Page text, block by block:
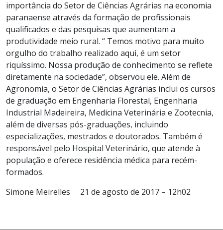
importância do Setor de Ciências Agrárias na economia
paranaense através da formação de profissionais
qualificados e das pesquisas que aumentam a
produtividade meio rural. “ Temos motivo para muito
orgulho do trabalho realizado aqui, é um setor
riquíssimo. Nossa produção de conhecimento se reflete
diretamente na sociedade”, observou ele. Além de
Agronomia, o Setor de Ciências Agrárias inclui os cursos
de graduação em Engenharia Florestal, Engenharia
Industrial Madeireira, Medicina Veterinária e Zootecnia,
além de diversas pós-graduações, incluindo
especializações, mestrados e doutorados. Também é
responsável pelo Hospital Veterinário, que atende à
população e oferece residência médica para recém-
formados.
Simone Meirelles
21 de agosto de 2017 – 12h02